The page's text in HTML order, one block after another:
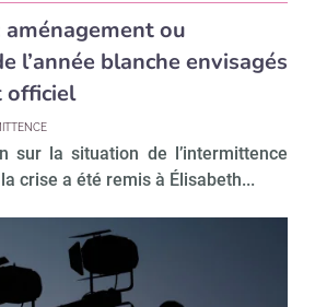
ou
l’année blanche envisagés
officiel
sur la situation de l’intermittence
crise a été remis à Élisabeth...